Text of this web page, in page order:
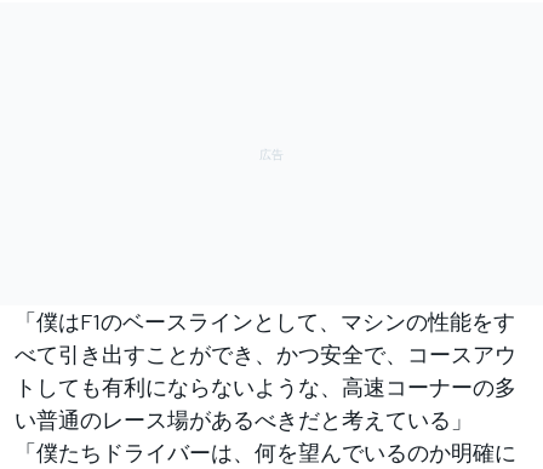
「僕はF1のベースラインとして、マシンの性能をす
べて引き出すことができ、かつ安全で、コースアウ
トしても有利にならないような、高速コーナーの多
い普通のレース場があるべきだと考えている」
「僕たちドライバーは、何を望んでいるのか明確に